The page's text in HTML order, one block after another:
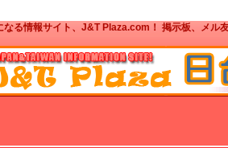
なる情報サイト、J&T Plaza.com！ 掲示板、メル